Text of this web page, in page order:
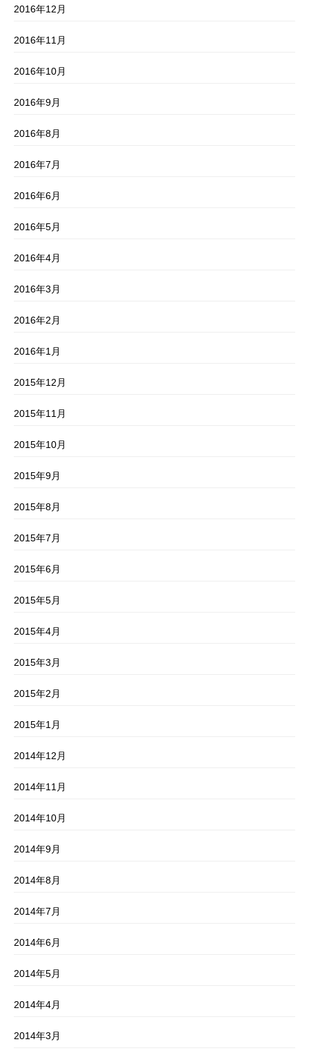
2016年12月
2016年11月
2016年10月
2016年9月
2016年8月
2016年7月
2016年6月
2016年5月
2016年4月
2016年3月
2016年2月
2016年1月
2015年12月
2015年11月
2015年10月
2015年9月
2015年8月
2015年7月
2015年6月
2015年5月
2015年4月
2015年3月
2015年2月
2015年1月
2014年12月
2014年11月
2014年10月
2014年9月
2014年8月
2014年7月
2014年6月
2014年5月
2014年4月
2014年3月